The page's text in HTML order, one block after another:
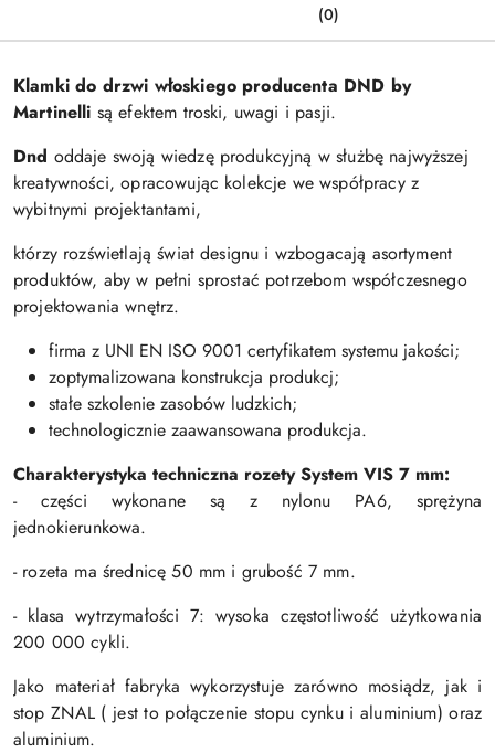
(0)
Klamki do drzwi włoskiego producenta DND by
Martinelli są efektem troski, uwagi i pasji.
Dnd oddaje swoją wiedzę produkcyjną w służbę najwyższej
kreatywności, opracowując kolekcje we współpracy z
wybitnymi projektantami,
którzy rozświetlają świat designu i wzbogacają asortyment
produktów, aby w pełni sprostać potrzebom współczesnego
projektowania wnętrz.
firma z UNI EN ISO 9001 certyfikatem systemu jakości;
zoptymalizowana konstrukcja produkcj;
stałe szkolenie zasobów ludzkich;
technologicznie zaawansowana produkcja.
Charakterystyka techniczna rozety System VIS 7 mm:
- części wykonane są z nylonu PA6, sprężyna
jednokierunkowa.
- rozeta ma średnicę 50 mm i grubość 7 mm.
- klasa wytrzymałości 7: wysoka częstotliwość użytkowania
200 000 cykli.
Jako materiał fabryka wykorzystuje zarówno mosiądz, jak i
stop ZNAL ( jest to połączenie stopu cynku i aluminium) oraz
aluminium.